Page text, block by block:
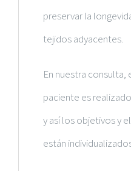
preservar la
tejidos adyacentes.
En nuestra consulta,
paciente es
y así losobjetivos y
están